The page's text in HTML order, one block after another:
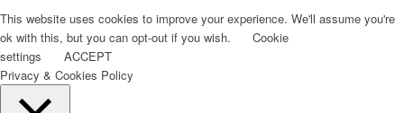
This website uses cookies to improve your experience. We'll assume you're
ok with this, but you can opt-out if you wish.
Cookie
settings
ACCEPT
Privacy & Cookies Policy